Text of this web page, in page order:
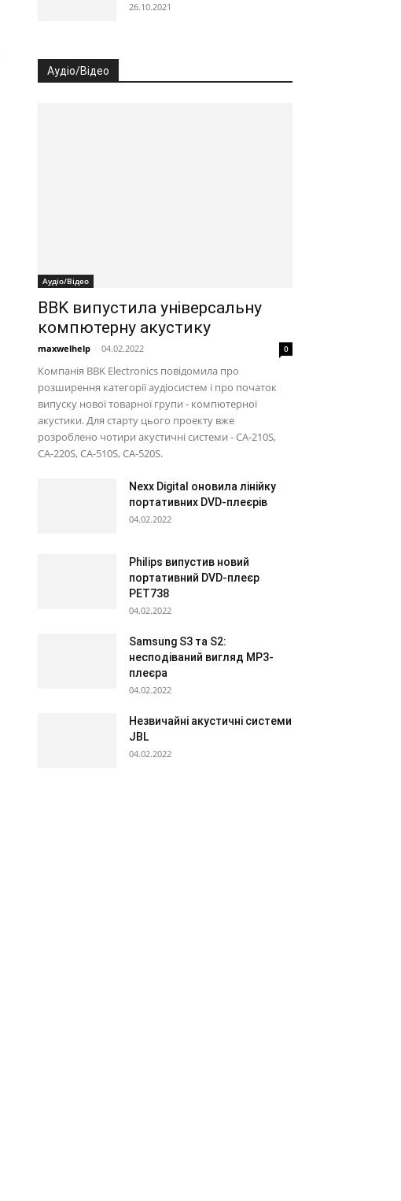
26.10.2021
Аудіо/Відео
Аудіо/Відео
BBK випустила універсальну
компютерну акустику
maxwelhelp - 04.02.2022 0
Компанія BBK Electronics повідомила про
розширення категорії аудіосистем і про початок
випуску нової товарної групи - компютерної
акустики. Для старту цього проекту вже
розроблено чотири акустичні системи - CA-210S,
CA-220S, CA-510S, CA-520S.
Nexx Digital оновила лінійку
портативних DVD-плеєрів
04.02.2022
Philips випустив новий
портативний DVD-плеєр
PET738
04.02.2022
Samsung S3 та S2:
несподіваний вигляд МР3-
плеєра
04.02.2022
Незвичайні акустичні системи
JBL
04.02.2022